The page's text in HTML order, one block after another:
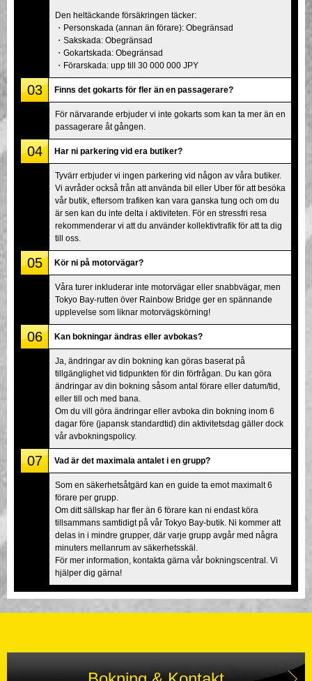
Den heltäckande försäkringen täcker:
・Personskada (annan än förare): Obegränsad
・Sakskada: Obegränsad
・Gokartskada: Obegränsad
・Förarskada: upp till 30 000 000 JPY
03 Finns det gokarts för fler än en passagerare?
För närvarande erbjuder vi inte gokarts som kan ta mer än en
passagerare åt gången.
04 Har ni parkering vid era butiker?
Tyvärr erbjuder vi ingen parkering vid någon av våra butiker.
Vi avråder också från att använda bil eller Uber för att besöka
vår butik, eftersom trafiken kan vara ganska tung och om du
är sen kan du inte delta i aktiviteten. För en stressfri resa
rekommenderar vi att du använder kollektivtrafik för att ta dig
till oss.
05 Kör ni på motorvägar?
Våra turer inkluderar inte motorvägar eller snabbvägar, men
Tokyo Bay-rutten över Rainbow Bridge ger en spännande
upplevelse som liknar motorvägskörning!
06 Kan bokningar ändras eller avbokas?
Ja, ändringar av din bokning kan göras baserat på
tillgänglighet vid tidpunkten för din förfrågan. Du kan göra
ändringar av din bokning såsom antal förare eller datum/tid,
eller till och med bana.
Om du vill göra ändringar eller avboka din bokning inom 6
dagar före (japansk standardtid) din aktivitetsdag gäller dock
vår avbokningspolicy.
07 Vad är det maximala antalet i en grupp?
Som en säkerhetsåtgärd kan en guide ta emot maximalt 6
förare per grupp.
Om ditt sällskap har fler än 6 förare kan ni endast köra
tillsammans samtidigt på vår Tokyo Bay-butik. Ni kommer att
delas in i mindre grupper, där varje grupp avgår med några
minuters mellanrum av säkerhetsskäl.
För mer information, kontakta gärna vår bokningscentral. Vi
hjälper dig gärna!